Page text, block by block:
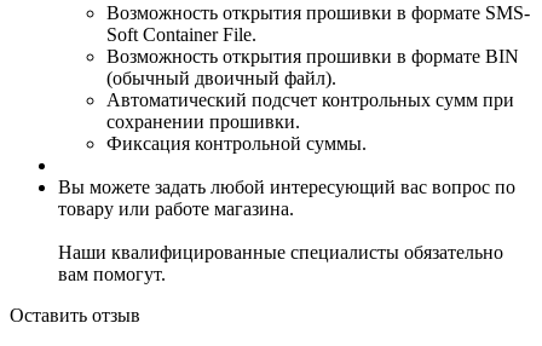
Возможность открытия прошивки в формате SMS-
Soft Container File.
Возможность открытия прошивки в формате BIN
(обычный двоичный файл).
Автоматический подсчет контрольных сумм при
сохранении прошивки.
Фиксация контрольной суммы.
Вы можете задать любой интересующий вас вопрос по
товару или работе магазина.
Наши квалифицированные специалисты обязательно
вам помогут.
Оставить отзыв